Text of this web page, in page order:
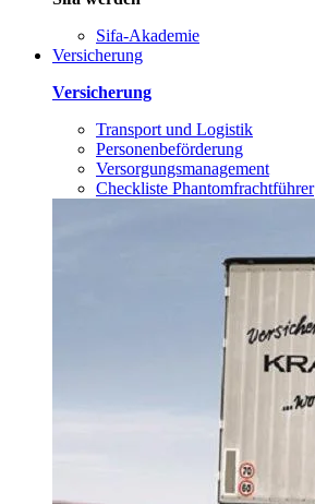
Sifa-Akademie
Versicherung
Versicherung
Transport und Logistik
Personenbeförderung
Versorgungsmanagement
Checkliste Phantomfrachtführer